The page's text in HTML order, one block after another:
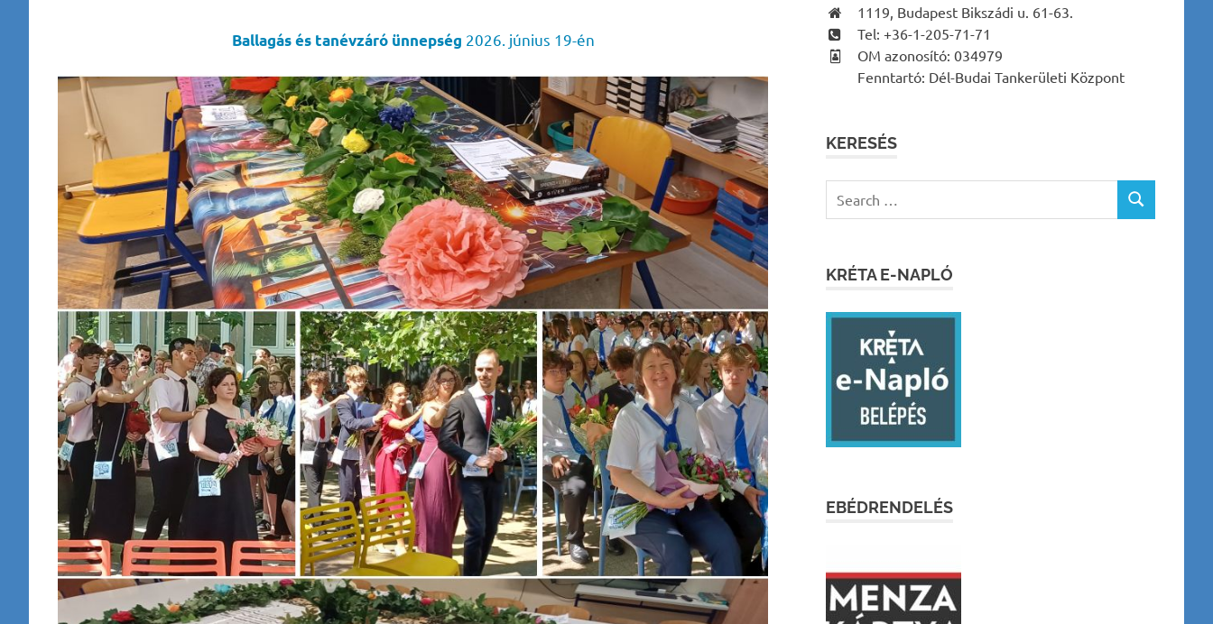
Ballagás és tanévzáró ünnepség 2026. június 19-én
1119, Budapest Bikszádi u. 61-63.
Tel: +36-1-205-71-71
OM azonosító: 034979
Fenntartó: Dél-Budai Tankerületi Központ
KERESÉS
for:
SEARCH
KRÉTA E-NAPLÓ
EBÉDRENDELÉS